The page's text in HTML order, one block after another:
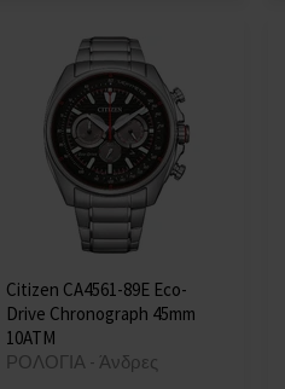
Citizen CA4561-89E Eco-
Drive Chronograph 45mm
10ATM
ΡΟΛΟΓΙΑ - Άνδρες